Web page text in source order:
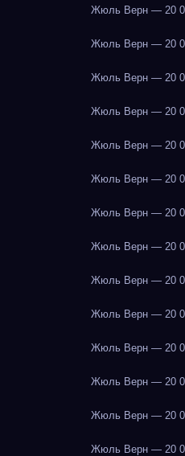
Жюль Верн — 20
Жюль Верн — 20
Жюль Верн — 20
Жюль Верн — 20
Жюль Верн — 20
Жюль Верн — 20
Жюль Верн — 20
Жюль Верн — 20
Жюль Верн — 20
Жюль Верн — 20
Жюль Верн — 20
Жюль Верн — 20
Жюль Верн — 20
Жюль Верн — 20